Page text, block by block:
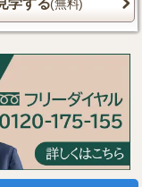
学する(無料)